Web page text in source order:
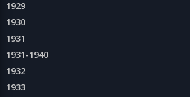
1929
1930
1931
1931-1940
1932
1933